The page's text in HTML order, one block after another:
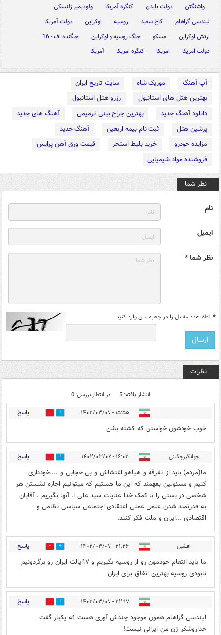
واشنگتن دولت بایدن کنگره آمریکا
ولودیمیر زلنسکی
لیندسی گراهام
کاخ سفید روسیه اوکراین
دولت آمریکا
ارتش اوکراین
مسکو جنگ روسیه و اوکراین
جنگنده اف - 16
دولت امریکا
امریکا کنگره امریکا آمریکا
آپ آهنگ موزیک شاه
سایت تاریخ ایران
بهترین هتل های استانبول
رزرو هتل استانبول
دانلود آهنگ جدید
بهترین جراح بینی ترمیمی
آهنگ های جدید
پرشین هتل
ثبت نام بیمه اربعین
آهنگ جدید
مزایده خودرو
خرید بلیط استخر
قیمت ورق آهن پرایس
فروشنده مواد شیمیایی
نظر شما
نام
ایمیل
نظر شما *
* لطفا عدد مقابل را در جعبه متن وارد کنید
نظرات
انتشار یافته: 5 در انتظار بررسی: 0
۱۵:۵۵ - ۱۴۰۲/۰۳/۰۷ 1 پاسخ
خوب خودشون خواستن که کشته بشن
جهانگیرچگینی ۱۶:۰۲ - ۱۴۰۲/۰۳/۰۷ 0 پاسخ
ما(مردم) باید از تفرقه و هیاهو اغتشاش و بی حجابی و ....خودداری
کنیم و مسئولین بفهمند که این ما هستیم که میتوانیم اجازه نشستن هر
شخصی در پستی را با کمک خدا عنایات سید علی ا. آنها بگیریم . آقایان
به قدرتمند شدن علمی عملی اعتقادی اجتماعی سیاسی نظامی و
اقتصادی ...ایران و ملت فکر کنند.
افشین ۲۱:۲۶ - ۱۴۰۲/۰۳/۰۷ 1 پاسخ
ما باید انتقام خودمون رو از روسیه بگیریم و ۱۷ایالت ایران رو برگردونیم
نابودی روسیه بهترین اتفاق برای ایران
۲۲:۱۷ - ۱۴۰۲/۰۳/۰۷ 1 پاسخ
لیندسی گراهام همون موجود چندش آوری هست که یکبار گفت
خداروشکر ژن من ایرانی نیست!